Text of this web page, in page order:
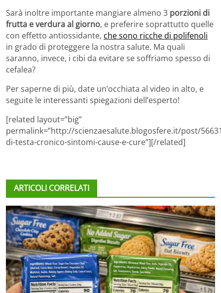
Sarà inoltre importante mangiare almeno 3 porzioni di
frutta e verdura al giorno, e preferire soprattutto quelle
con effetto antiossidante, che sono ricche di polifenoli
in grado di proteggere la nostra salute. Ma quali
saranno, invece, i cibi da evitare se soffriamo spesso di
cefalea?
Per saperne di più, date un’occhiata al video in alto, e
seguite le interessanti spiegazioni dell’esperto!
[related layout=”big”
permalink=”http://scienzaesalute.blogosfere.it/post/
di-testa-cronico-sintomi-cause-e-cure”][/related]
ARTICOLI CORRELATI